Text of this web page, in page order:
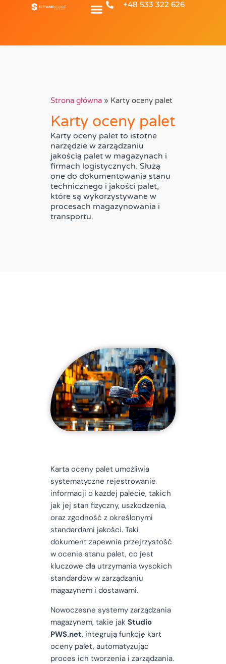
+48 533 322 626
Strona główna » Karty oceny palet
Karty oceny palet
Karty oceny palet to istotne
narzędzie w zarządzaniu
jakością palet w magazynach i
firmach logistycznych. Służą
one do dokumentowania stanu
technicznego i jakości palet,
które są wykorzystywane w
procesach magazynowania i
transportu.
Karta oceny palet umożliwia
systematyczne rejestrowanie
informacji o każdej palecie, takich
jak jej stan fizyczny, uszkodzenia,
oraz zgodność z określonymi
standardami jakości. Taki
dokument zapewnia przejrzystość
w ocenie stanu palet, co jest
kluczowe dla utrzymania wysokich
standardów w zarządzaniu
magazynem i dostawami.
Nowoczesne systemy zarządzania
magazynem, takie jak Studio
PWS.net, integrują funkcję kart
oceny palet, automatyzując
proces ich tworzenia i zarządzania.